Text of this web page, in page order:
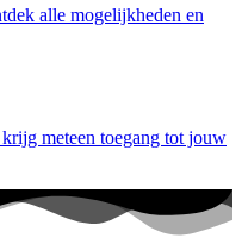
alle mogelijkheden en
meteen toegang tot jouw